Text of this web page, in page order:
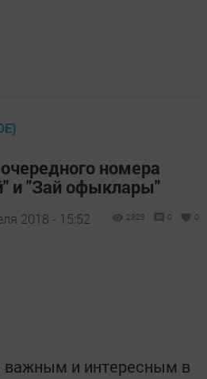
номера
и "Зай офыклары"
2018 - 15:52 2323 0 0
и интересным в